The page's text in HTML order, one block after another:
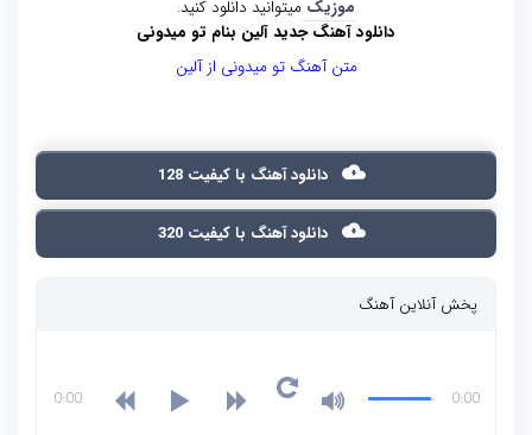
موزیک میتوانید دانلود کنید.
دانلود آهنگ جدید آلین بنام تو میدونى
متن آهنگ تو میدونى از آلین
دانلود آهنگ با کیفیت 128
دانلود آهنگ با کیفیت 320
پخش آنلاین آهنگ
0:00
0:00